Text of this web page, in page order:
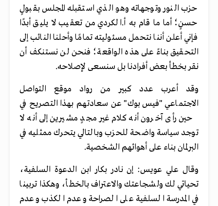
حزب النور وتوجهاته وهو الذي استقبله المجلس بقبولٍ
حسنٍ؛ أما ما قام به أ.الكردي من تعقيب لا يليق أبدًا
فإني أعلن أننا نتحمل مسئوليته تمامًا وأحلنا النائب إلى
التحقيق بناءً على هذه الواقعة؛ فنحن لن نستنكف أن
نقر بخطأ بعض أفرادنا بل سنسعى لإصلاحه.
وقد أعرب عدد كبير من رواد موقع التواصل
الاجتماعي "فيس بوك" عن سعادتهم بهذا التصريح في
حين رأى آخرون أنه كلام غير مجدٍ مشيرين إلى أنه لا
توجد سياسة واضحة للحزب وبالتالي يتحرك ممثليه في
البرلمان بناء على أهوائهم الشخصية.
وقال علي عويس: إن نادر بكار ابن الدعوة السلفية،
تحياتي لك ولشجاعتك والاعتراف بالخطأ، وهكذا تربينا
في المدرسة السلفية على الصراحة وعدم الكذب وعدم